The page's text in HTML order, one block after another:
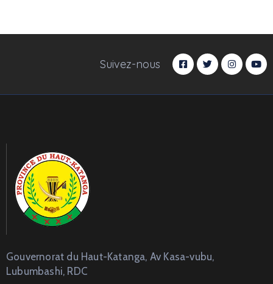
Suivez-nous
Gouvernorat du Haut-Katanga, Av Kasa-vubu,
Lubumbashi, RDC